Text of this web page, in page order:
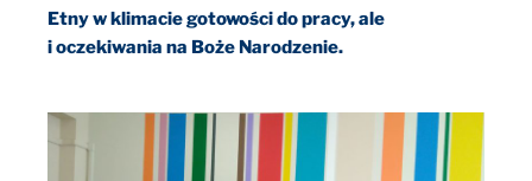
Etny w klimacie gotowości do pracy, ale
i oczekiwania na Boże Narodzenie.